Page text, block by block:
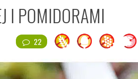
I POMIDORAMI
22